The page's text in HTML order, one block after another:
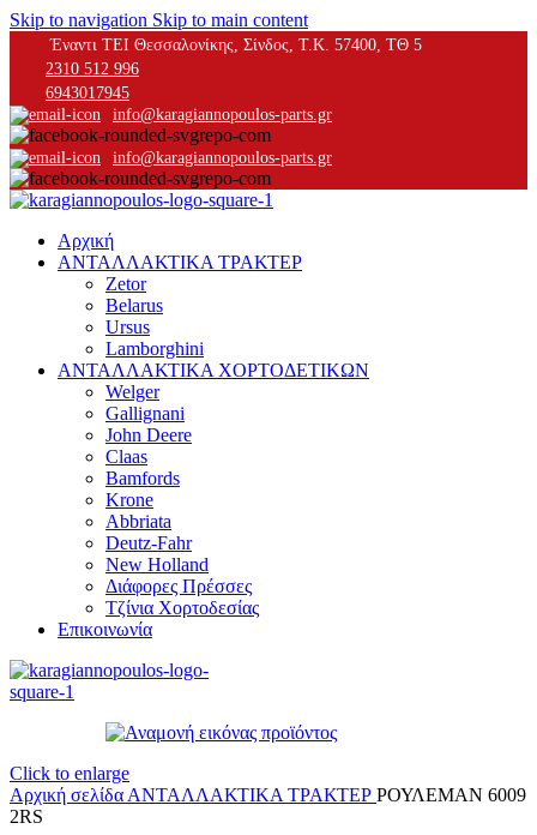
Skip to navigation Skip to main content
Έναντι ΤΕΙ Θεσσαλονίκης, Σίνδος, Τ.Κ. 57400, ΤΘ 5
2310 512 996
6943017945
info@karagiannopoulos-parts.gr
info@karagiannopoulos-parts.gr
Αρχική
ΑΝΤΑΛΛΑΚΤΙΚΑ ΤΡΑΚΤΕΡ
Zetor
Belarus
Ursus
Lamborghini
ΑΝΤΑΛΛΑΚΤΙΚΑ ΧΟΡΤΟΔΕΤΙΚΩΝ
Welger
Gallignani
John Deere
Claas
Bamfords
Krone
Abbriata
Deutz-Fahr
New Holland
Διάφορες Πρέσσες
Τζίνια Χορτοδεσίας
Επικοινωνία
Click to enlarge
Αρχική σελίδα ΑΝΤΑΛΛΑΚΤΙΚΑ ΤΡΑΚΤΕΡ ΡΟΥΛΕΜΑΝ 6009
2RS